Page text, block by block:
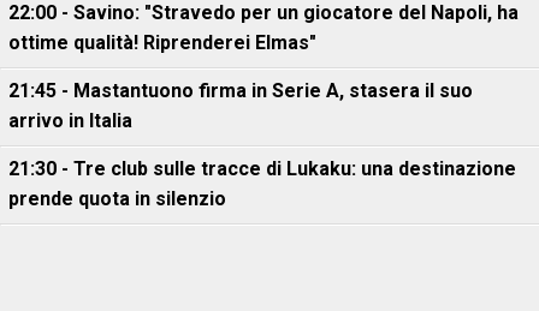
22:00 - Savino: "Stravedo per un giocatore del Napoli, ha
ottime qualità! Riprenderei Elmas"
21:45 - Mastantuono firma in Serie A, stasera il suo
arrivo in Italia
21:30 - Tre club sulle tracce di Lukaku: una destinazione
prende quota in silenzio